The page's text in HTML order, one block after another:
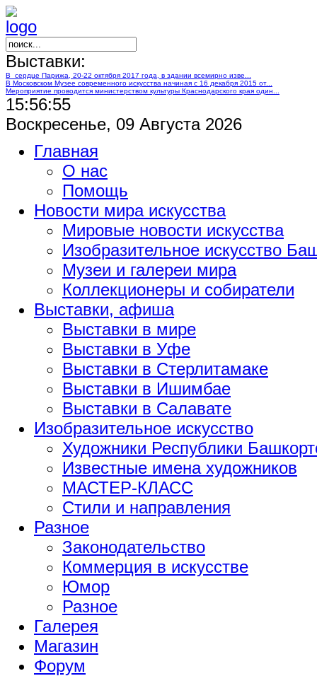
Выставки:
В сердце Парижа, 20-22 октября 2017 года, в здании всемирно изве...
В Московском Музее современного искусства начиная с 16 декабря 2015 от...
Мероприятие проводится министерством культуры Краснодарского края один...
15:56:56
Воскресенье, 09 Августа 2026
Главная
О нас
Помощь
Новости мира искусства
Мировые новости искусства
Изобразительное искусство
Музеи и галереи мира
Коллекционеры и собиратели
Выставки, афиша
Выставки в мире
Выставки в Уфе
Выставки в Стерлитамаке
Выставки в Ишимбае
Выставки в Салавате
Изобразительное искусство
Художники Республики
Известные имена художников
МАСТЕР-КЛАСС
Стили и направления
Разное
Законодательство
Коммерция в искусстве
Юмор
Разное
Галерея
Магазин
Форум